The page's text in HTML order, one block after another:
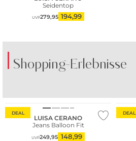
Seidentop
UVP279,95 194,99
Shopping-Erlebnisse
DEAL
LUISA CERANO
Jeans Balloon Fit
UVP249,95 148,99
DEAL